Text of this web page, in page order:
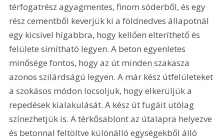
térfogatrész agyagmentes, finom sóderből, és egy
rész cementből keverjük ki a földnedves állapotnál
egy kicsivel hígabbra, hogy kellően elteríthető és
felülete simítható legyen. A beton egyenletes
minősége fontos, hogy az út minden szakasza
azonos szilárdságú legyen. A már kész útfelületeket
a szokásos módon locsoljuk, hogy elkerüljük a
repedések kialakulását. A kész út fugáit utólag
színezhetjük is. A térkősablont az útalapra helyezve
és betonnal feltöltve különálló egységekből álló